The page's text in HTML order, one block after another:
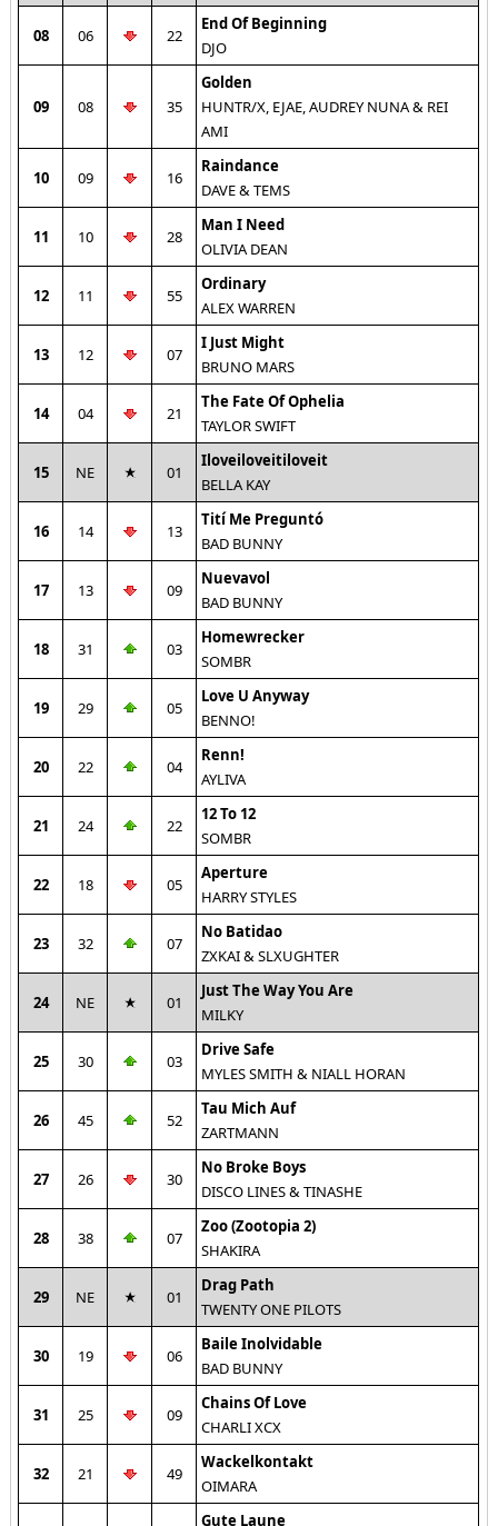
08 06 22
End Of Beginning
DJO
09 08 35
Golden
HUNTR/X, EJAE, AUDREY NUNA & REI
AMI
10 09 16
Raindance
DAVE & TEMS
11 10 28
Man I Need
OLIVIA DEAN
12 11 55
Ordinary
ALEX WARREN
13 12 07
I Just Might
BRUNO MARS
14 04 21
The Fate Of Ophelia
TAYLOR SWIFT
15 NE 01
Iloveiloveitiloveit
BELLA KAY
16 14 13
Tití Me Preguntó
BAD BUNNY
17 13 09
Nuevavol
BAD BUNNY
18 31 03
Homewrecker
SOMBR
19 29 05
Love U Anyway
BENNO!
20 22 04
Renn!
AYLIVA
21 24 22
12 To 12
SOMBR
22 18 05
Aperture
HARRY STYLES
23 32 07
No Batidao
ZXKAI & SLXUGHTER
24 NE 01
Just The Way You Are
MILKY
25 30 03
Drive Safe
MYLES SMITH & NIALL HORAN
26 45 52
Tau Mich Auf
ZARTMANN
27 26 30
No Broke Boys
DISCO LINES & TINASHE
28 38 07
Zoo (Zootopia 2)
SHAKIRA
29 NE 01
Drag Path
TWENTY ONE PILOTS
30 19 06
Baile Inolvidable
BAD BUNNY
31 25 09
Chains Of Love
CHARLI XCX
32 21 49
Wackelkontakt
OIMARA
Gute Laune